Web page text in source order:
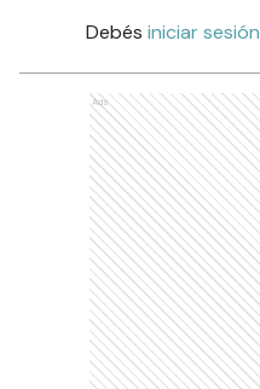
Debés iniciar sesión
Ads